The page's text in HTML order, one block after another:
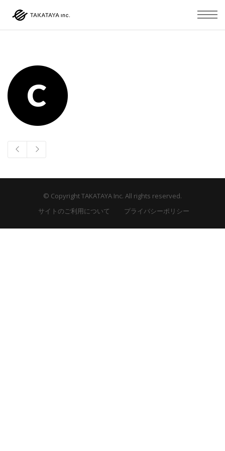
© Copyright TAKATAYA Inc. All rights reserved.
サイトのご利用について
プライバシーポリシー